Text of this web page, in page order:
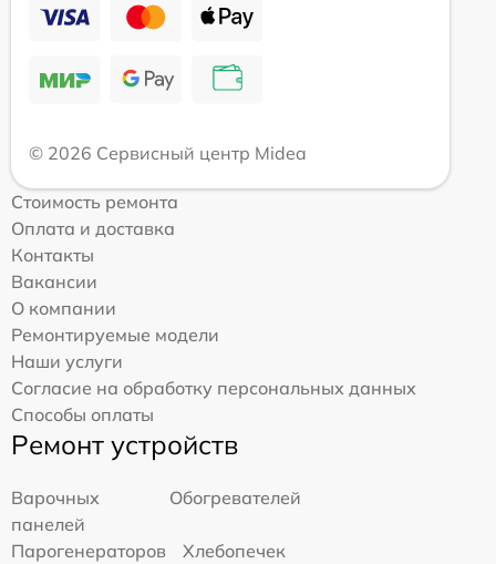
© 2026 Сервисный центр Midea
Стоимость ремонта
Оплата и доставка
Контакты
Вакансии
О компании
Ремонтируемые модели
Наши услуги
Согласие на обработку персональных данных
Способы оплаты
Ремонт устройств
Варочных
панелей
Обогревателей
Парогенераторов
Хлебопечек